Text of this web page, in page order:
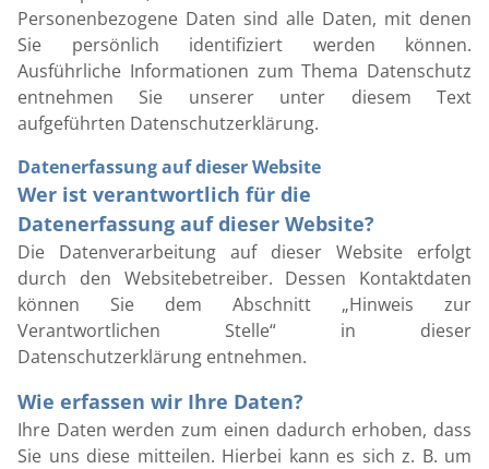
Personenbezogene Daten sind alle Daten, mit denen
Sie persönlich identifiziert werden können.
Ausführliche Informationen zum Thema Datenschutz
entnehmen Sie unserer unter diesem Text
aufgeführten Datenschutzerklärung.
Datenerfassung auf dieser Website
Wer ist verantwortlich für die
Datenerfassung auf dieser Website?
Die Datenverarbeitung auf dieser Website erfolgt
durch den Websitebetreiber. Dessen Kontaktdaten
können Sie dem Abschnitt „Hinweis zur
Verantwortlichen Stelle“ in dieser
Datenschutzerklärung entnehmen.
Wie erfassen wir Ihre Daten?
Ihre Daten werden zum einen dadurch erhoben, dass
Sie uns diese mitteilen. Hierbei kann es sich z. B. um